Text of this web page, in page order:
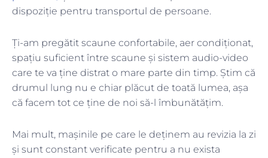
dispoziție pentru transportul de persoane.
Ți-am pregătit scaune confortabile, aer condiționat,
spațiu suficient între scaune și sistem audio-video
care te va ține distrat o mare parte din timp. Știm că
drumul lung nu e chiar plăcut de toată lumea, așa
că facem tot ce ține de noi să-l îmbunătățim.
Mai mult, mașinile pe care le deținem au revizia la zi
și sunt constant verificate pentru a nu exista